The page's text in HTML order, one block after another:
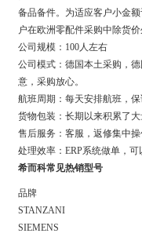
备品备件。为适应客户小金
户在欧洲零配件采购中除货
公司规模：100人左右
公司模式：德国本土采购，
意，采购放心。
航班周期：每天安排航班，
货物包装：长期以来积累了
售后服务：客服，返修集中
处理效率：ERP系统做单，
希而科常见热销型号
品牌
STANZANI
SIEMENS